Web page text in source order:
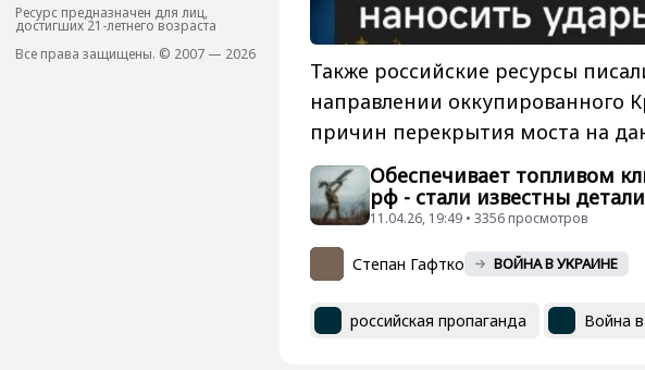
Ресурс предназначен для лиц,
достигших 21-летнего возраста
Все права защищены. © 2007 — 2026
Также российские ресурсы
направлении оккупированного
причин перекрытия моста на
Обеспечивает топливом
рф - стали известны
11.04.26, 19:49 • 3356 просмотров
Степан Гафтко ВОЙНА В УКРАИНЕ
российская пропаганда Война